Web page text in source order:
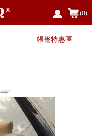
(0)
帳篷特惠區